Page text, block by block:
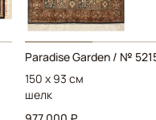
Paradise Garden / №
150 x 93 см
шелк